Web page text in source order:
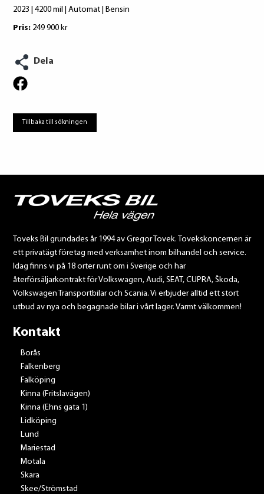
2023 | 4200 mil | Automat | Bensin
Pris: 249 900 kr
Dela
Tillbaka till sökningen
Toveks Bil grundades år 1994 av Gregor Tovek. Tovekskoncernen är
ett privatägt företag med verksamhet inom bilhandel och service.
Idag finns vi på 18 orter runt om i Sverige och har
återförsäljarkontrakt för Volkswagen, Audi, SEAT, CUPRA, Škoda,
Volkswagen Transportbilar och Scania. Vi erbjuder alltid ett stort
utbud av nya och begagnade bilar i vårt lager. Varmt välkommen!
Kontakt
Borås
Falkenberg
Falköping
Kinna (Fritslavägen)
Kinna (Ehns gata 1)
Lidköping
Lund
Mariestad
Motala
Skara
Skee/Strömstad